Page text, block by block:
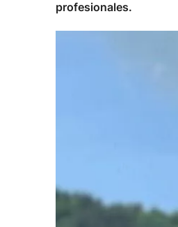
profesionales.